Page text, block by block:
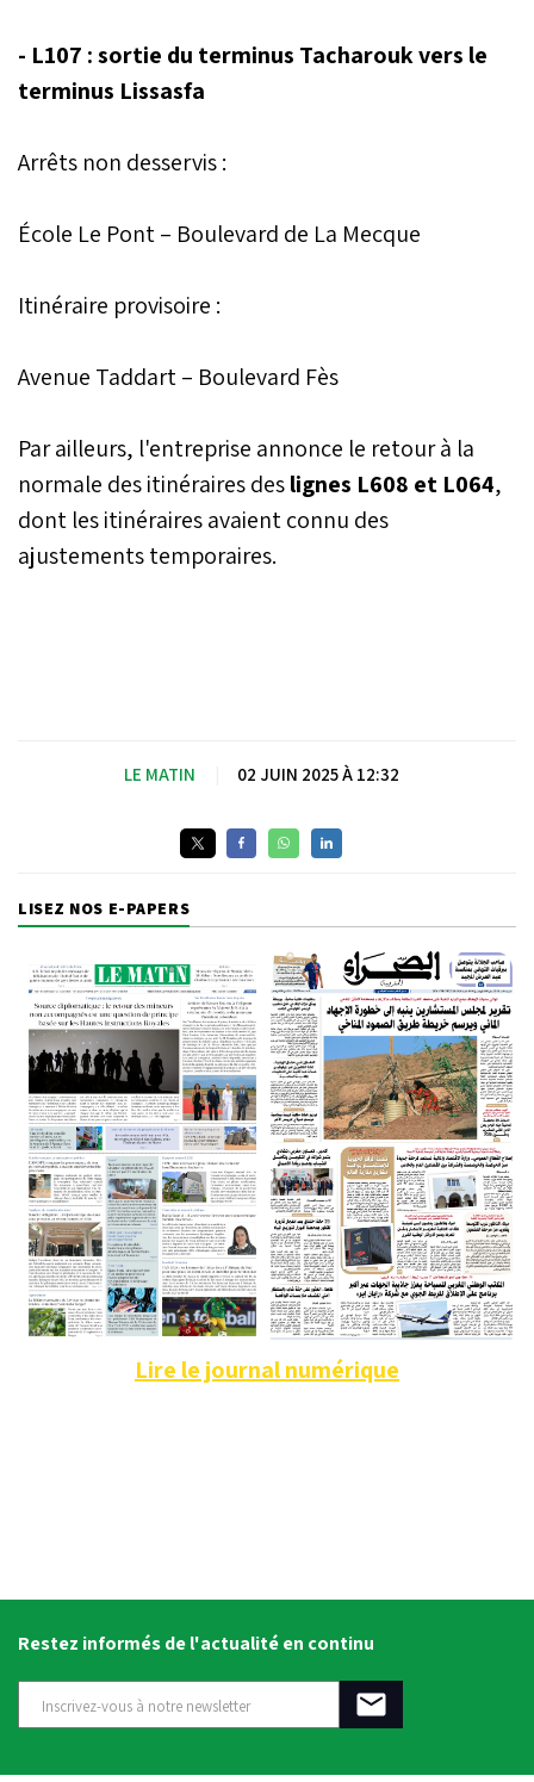
- L107 : sortie du terminus Tacharouk vers le
terminus Lissasfa
Arrêts non desservis :
École Le Pont – Boulevard de La Mecque
Itinéraire provisoire :
Avenue Taddart – Boulevard Fès
Par ailleurs, l'entreprise annonce le retour à la
normale des itinéraires deslignes L608 et L064,
dont les itinéraires avaient connu des
ajustements temporaires.
LE MATIN 02 JUIN 2025 À 12:32
LISEZ NOS E-PAPERS
Lire le journal numérique
Restez informés de l'actualité en continu